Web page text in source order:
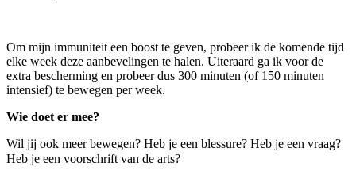
Om mijn immuniteit een boost te geven, probeer ik de komende tijd
elke week deze aanbevelingen te halen. Uiteraard ga ik voor de
extra bescherming en probeer dus 300 minuten (of 150 minuten
intensief) te bewegen per week.
Wie doet er mee?
Wil jij ook meer bewegen? Heb je een blessure? Heb je een vraag?
Heb je een voorschrift van de arts? ⠀⠀